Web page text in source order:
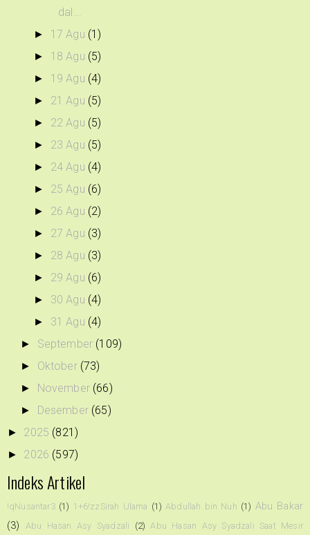
dal...
► 17 Agu (1)
► 18 Agu (5)
► 19 Agu (4)
► 21 Agu (5)
► 22 Agu (5)
► 23 Agu (5)
► 24 Agu (4)
► 25 Agu (6)
► 26 Agu (2)
► 27 Agu (3)
► 28 Agu (3)
► 29 Agu (6)
► 30 Agu (4)
► 31 Agu (4)
► September (109)
► Oktober (73)
► November (66)
► Desember (65)
► 2025 (821)
► 2026 (597)
Indeks Artikel
!qNusantar3 (1) 1+6!zzSirah Ulama (1) Abdullah bin Nuh (1) Abu Bakar
(3)
Abu Hasan Asy Syadzali (2) Abu Hasan Asy Syadzali Saat Mesir